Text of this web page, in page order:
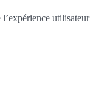
utilisateur